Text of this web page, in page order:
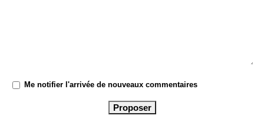
Me notifier l'arrivée de nouveaux commentaires